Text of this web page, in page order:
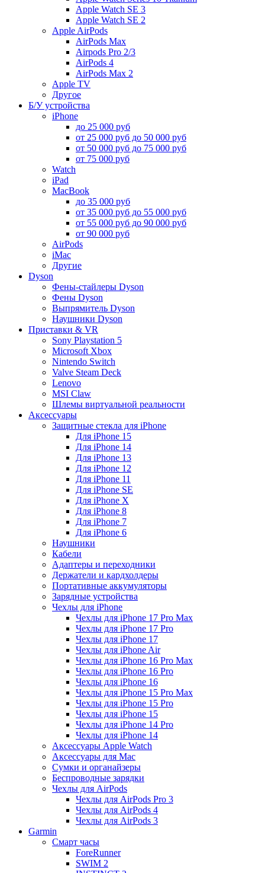
Apple Watch SE 3
Apple Watch SE 2
Apple AirPods
AirPods Max
Airpods Pro 2/3
AirPods 4
AirPods Max 2
Apple TV
Другое
Б/У устройства
iPhone
до 25 000 руб
от 25 000 руб до 50 000 руб
от 50 000 руб до 75 000 руб
от 75 000 руб
Watch
iPad
MacBook
до 35 000 руб
от 35 000 руб до 55 000 руб
от 55 000 руб до 90 000 руб
от 90 000 руб
AirPods
iMac
Другие
Dyson
Фены-стайлеры Dyson
Фены Dyson
Выпрямитель Dyson
Наушники Dyson
Приставки & VR
Sony Playstation 5
Microsoft Xbox
Nintendo Switch
Valve Steam Deck
Lenovo
MSI Claw
Шлемы виртуальной реальности
Аксессуары
Защитные стекла для iPhone
Для iPhone 15
Для iPhone 14
Для iPhone 13
Для iPhone 12
Для iPhone 11
Для iPhone SE
Для iPhone X
Для iPhone 8
Для iPhone 7
Для iPhone 6
Наушники
Кабели
Адаптеры и переходники
Держатели и кардхолдеры
Портативные аккумуляторы
Зарядные устройства
Чехлы для iPhone
Чехлы для iPhone 17 Pro Max
Чехлы для iPhone 17 Pro
Чехлы для iPhone 17
Чехлы для iPhone Air
Чехлы для iPhone 16 Pro Max
Чехлы для iPhone 16 Pro
Чехлы для iPhone 16
Чехлы для iPhone 15 Pro Max
Чехлы для iPhone 15 Pro
Чехлы для iPhone 15
Чехлы для iPhone 14 Pro
Чехлы для iPhone 14
Аксессуары Apple Watch
Аксессуары для Mac
Сумки и органайзеры
Беспроводные зарядки
Чехлы для AirPods
Чехлы для AirPods Pro 3
Чехлы для AirPods 4
Чехлы для AirPods 3
Garmin
Смарт часы
ForeRunner
SWIM 2